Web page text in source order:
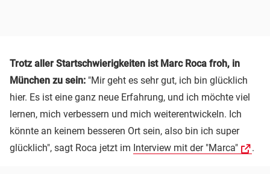
Trotz aller Startschwierigkeiten ist Marc Roca froh, in
München zu sein: "Mir geht es sehr gut, ich bin glücklich
hier. Es ist eine ganz neue Erfahrung, und ich möchte viel
lernen, mich verbessern und mich weiterentwickeln. Ich
könnte an keinem besseren Ort sein, also bin ich super
glücklich", sagt Roca jetzt im Interview mit der "Marca" .